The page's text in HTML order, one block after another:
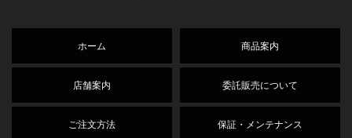
ホーム 商品案内
店舗案内 委託販売について
ご注文方法 保証・メンテナンス